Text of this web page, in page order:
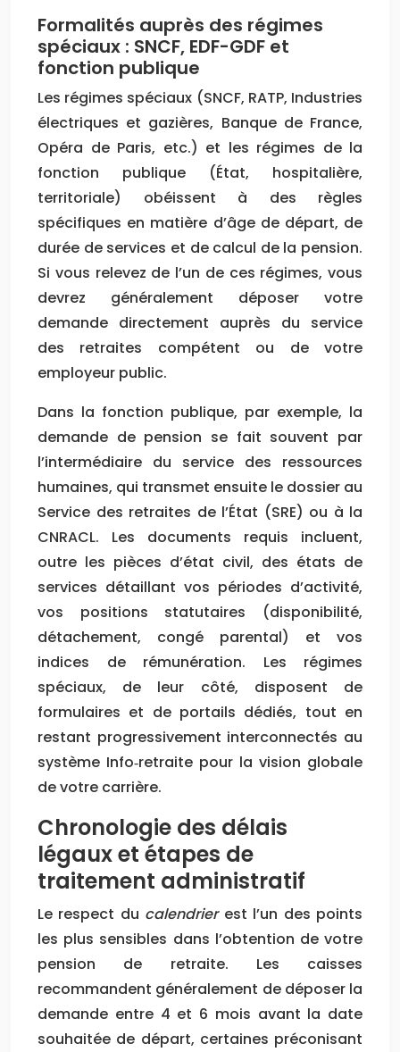
Formalités auprès des régimes
spéciaux : SNCF, EDF-GDF et
fonction publique
Les régimes spéciaux (SNCF, RATP, Industries
électriques et gazières, Banque de France,
Opéra de Paris, etc.) et les régimes de la
fonction publique (État, hospitalière,
territoriale) obéissent à des règles
spécifiques en matière d’âge de départ, de
durée de services et de calcul de la pension.
Si vous relevez de l’un de ces régimes, vous
devrez généralement déposer votre
demande directement auprès du service
des retraites compétent ou de votre
employeur public.
Dans la fonction publique, par exemple, la
demande de pension se fait souvent par
l’intermédiaire du service des ressources
humaines, qui transmet ensuite le dossier au
Service des retraites de l’État (SRE) ou à la
CNRACL. Les documents requis incluent,
outre les pièces d’état civil, des états de
services détaillant vos périodes d’activité,
vos positions statutaires (disponibilité,
détachement, congé parental) et vos
indices de rémunération. Les régimes
spéciaux, de leur côté, disposent de
formulaires et de portails dédiés, tout en
restant progressivement interconnectés au
système Info‑retraite pour la vision globale
de votre carrière.
Chronologie des délais
légaux et étapes de
traitement administratif
Le respect du calendrierest l’un des points
les plus sensibles dans l’obtention de votre
pension de retraite. Les caisses
recommandent généralement de déposer la
demande entre 4 et 6 mois avant la date
souhaitée de départ, certaines préconisant